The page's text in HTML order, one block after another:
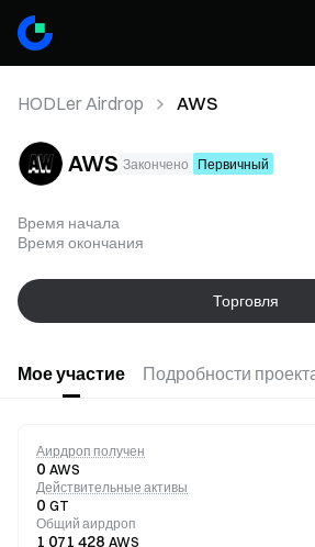
HODLer Airdrop AWS
AWS Закончено Первичный
Время начала
Время окончания
Торговля
Мое участие Подробности
Аирдроп получен
0 AWS
Действительные активы
0 GT
Общий аирдроп
1 071 428 AWS